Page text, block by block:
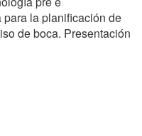
para la planificación de
de boca. Presentación